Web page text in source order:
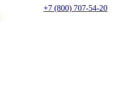
+7 (800) 707-54-20